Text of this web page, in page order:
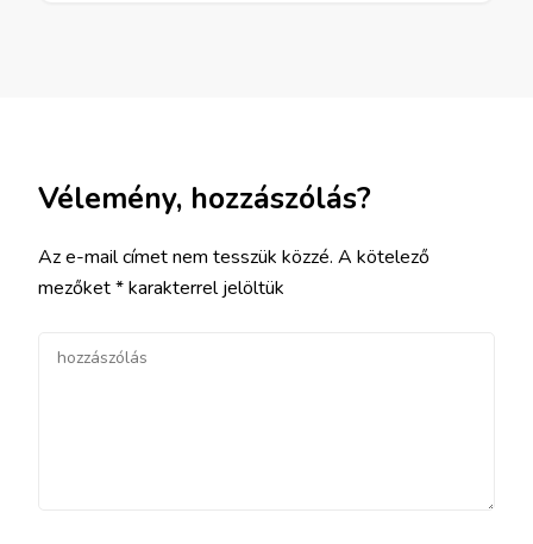
Vélemény, hozzászólás?
Az e-mail címet nem tesszük közzé. A kötelező
mezőket*karakterrel jelöltük